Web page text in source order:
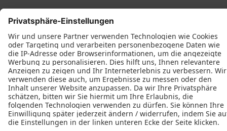
Tischlerei Michael Varnhagen © 2026